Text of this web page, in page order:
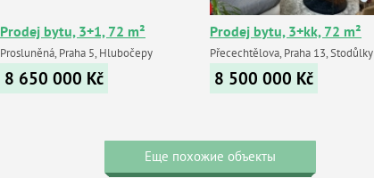
Prodej bytu, 3+1, 72 m²
Prosluněná, Praha 5, Hlubočepy
8 650 000 Kč
Prodej bytu, 3+kk, 72 m²
Přecechtělova, Praha 13, Stodůlky
8 500 000 Kč
Еще похожие объекты